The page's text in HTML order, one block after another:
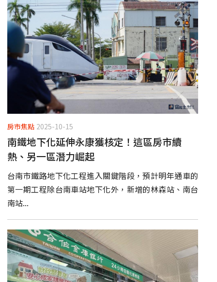
房市焦點 2025-10-15
南鐵地下化延伸永康獲核定！這區房市續
熱、另一區潛力崛起
台南市鐵路地下化工程進入關鍵階段，預計明年通車的
第一期工程除台南車站地下化外，新增的林森站、南台
南站...